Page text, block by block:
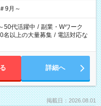
9月～
50代活躍中 / 副業・Wワーク
名以上の大量募集 / 電話対応な
詳細へ
掲載日：2026.08.01